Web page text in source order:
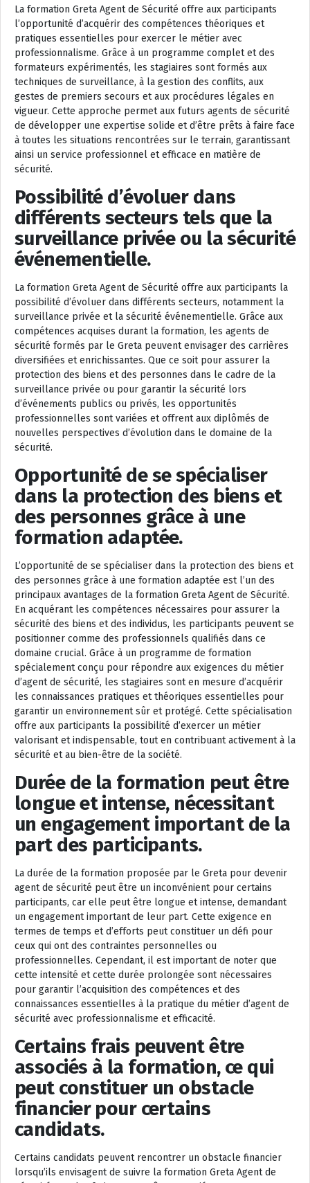
La formation Greta Agent de Sécurité offre aux participants
l’opportunité d’acquérir des compétences théoriques et
pratiques essentielles pour exercer le métier avec
professionnalisme. Grâce à un programme complet et des
formateurs expérimentés, les stagiaires sont formés aux
techniques de surveillance, à la gestion des conflits, aux
gestes de premiers secours et aux procédures légales en
vigueur. Cette approche permet aux futurs agents de sécurité
de développer une expertise solide et d’être prêts à faire face
à toutes les situations rencontrées sur le terrain, garantissant
ainsi un service professionnel et efficace en matière de
sécurité.
Possibilité d’évoluer dans
différents secteurs tels que la
surveillance privée ou la sécurité
événementielle.
La formation Greta Agent de Sécurité offre aux participants la
possibilité d’évoluer dans différents secteurs, notamment la
surveillance privée et la sécurité événementielle. Grâce aux
compétences acquises durant la formation, les agents de
sécurité formés par le Greta peuvent envisager des carrières
diversifiées et enrichissantes. Que ce soit pour assurer la
protection des biens et des personnes dans le cadre de la
surveillance privée ou pour garantir la sécurité lors
d’événements publics ou privés, les opportunités
professionnelles sont variées et offrent aux diplômés de
nouvelles perspectives d’évolution dans le domaine de la
sécurité.
Opportunité de se spécialiser
dans la protection des biens et
des personnes grâce à une
formation adaptée.
L’opportunité de se spécialiser dans la protection des biens et
des personnes grâce à une formation adaptée est l’un des
principaux avantages de la formation Greta Agent de Sécurité.
En acquérant les compétences nécessaires pour assurer la
sécurité des biens et des individus, les participants peuvent se
positionner comme des professionnels qualifiés dans ce
domaine crucial. Grâce à un programme de formation
spécialement conçu pour répondre aux exigences du métier
d’agent de sécurité, les stagiaires sont en mesure d’acquérir
les connaissances pratiques et théoriques essentielles pour
garantir un environnement sûr et protégé. Cette spécialisation
offre aux participants la possibilité d’exercer un métier
valorisant et indispensable, tout en contribuant activement à la
sécurité et au bien-être de la société.
Durée de la formation peut être
longue et intense, nécessitant
un engagement important de la
part des participants.
La durée de la formation proposée par le Greta pour devenir
agent de sécurité peut être un inconvénient pour certains
participants, car elle peut être longue et intense, demandant
un engagement important de leur part. Cette exigence en
termes de temps et d’efforts peut constituer un défi pour
ceux qui ont des contraintes personnelles ou
professionnelles. Cependant, il est important de noter que
cette intensité et cette durée prolongée sont nécessaires
pour garantir l’acquisition des compétences et des
connaissances essentielles à la pratique du métier d’agent de
sécurité avec professionnalisme et efficacité.
Certains frais peuvent être
associés à la formation, ce qui
peut constituer un obstacle
financier pour certains
candidats.
Certains candidats peuvent rencontrer un obstacle financier
lorsqu’ils envisagent de suivre la formation Greta Agent de